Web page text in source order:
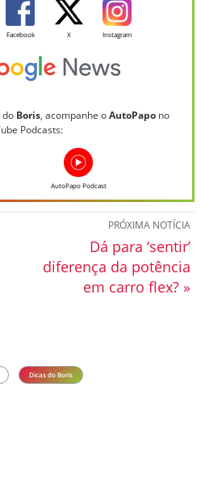
Facebook X Instagram
do Boris, acompanhe oAutoPapo no
Podcasts:
AutoPapo Podcast
PRÓXIMA NOTÍCIA
Dá para ‘sentir’
diferença da potência
em carro flex? »
Dicas do Boris